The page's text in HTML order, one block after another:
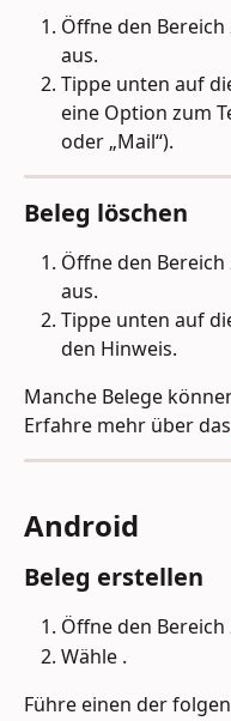
Öffne den Bereich
aus.
Tippe unten auf
eine Option zum
oder „Mail“).
Beleg löschen
Öffne den Bereich
aus.
Tippe unten auf
den Hinweis.
Manche Belege
Erfahre mehr über das
Android
Beleg erstellen
Öffne den Bereich
Wähle .
Führe einen der